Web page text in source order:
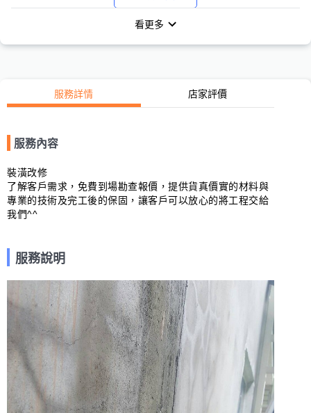
看更多
服務詳情 店家評價
服務內容
裝潢改修
了解客戶需求，免費到場勘查報價，提供貨真價實的材料與
專業的技術及完工後的保固，讓客戶可以放心的將工程交給
我們^^
服務說明